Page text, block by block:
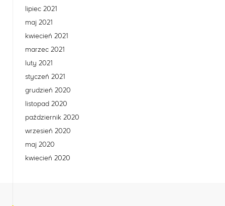
lipiec 2021
maj 2021
kwiecień 2021
marzec 2021
luty 2021
styczeń 2021
grudzień 2020
listopad 2020
październik 2020
wrzesień 2020
maj 2020
kwiecień 2020